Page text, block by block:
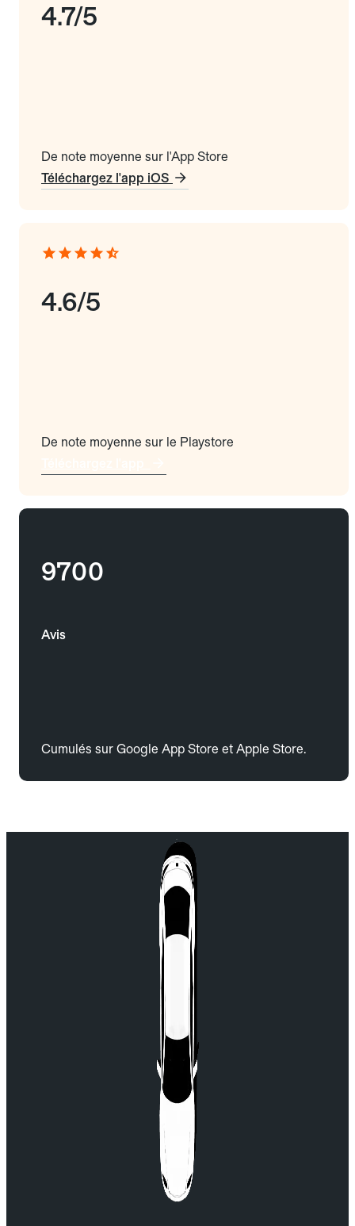
4.7/5
De note moyenne sur l'App Store
Téléchargez l'app iOS
4.6/5
De note moyenne sur le Playstore
9700
Avis
Cumulés sur Google App Store et Apple Store.